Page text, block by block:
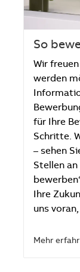
So
Wir
werden
für Ihre
Schritte.
– sehen
Stellen
Ihre
uns
Mehr